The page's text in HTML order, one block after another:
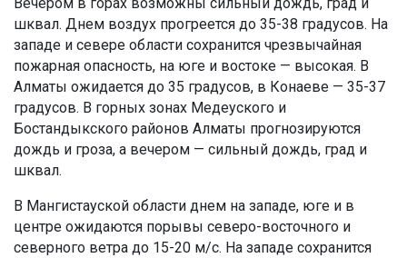
шквал. Днем воздух прогреется до 35-38 градусов. На
западе и севере области сохранится чрезвычайная
пожарная опасность, на юге и востоке — высокая. В
Алматы ожидается до 35 градусов, в Конаеве — 35-37
градусов. В горных зонах Медеуского и
Бостандыкского районов Алматы прогнозируются
дождь и гроза, а вечером — сильный дождь, град и
шквал.
В Мангистауской области днем на западе, юге и в
центре ожидаются порывы северо-восточного и
северного ветра до 15-20 м/с. На западе сохранится